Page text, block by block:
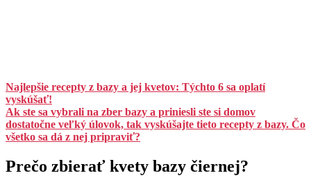
Najlepšie recepty z bazy a jej kvetov: Týchto 6 sa oplatí
vyskúšať!
Ak ste sa vybrali na zber bazy a priniesli ste si domov
dostatočne veľký úlovok, tak vyskúšajte tieto recepty z bazy. Čo
všetko sa dá z nej pripraviť?
Prečo zbierať kvety bazy čiernej?